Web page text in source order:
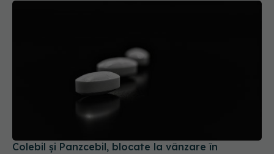
Colebil și Panzcebil, blocate la vânzare în
04 aug 2026, 19:47